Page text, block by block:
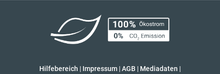
Hilfebereich | Impressum |AGB | Mediadaten |